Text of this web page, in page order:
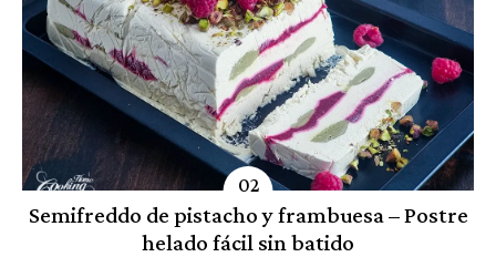
Semifreddo de pistacho y frambuesa – Postre
helado fácil sin batido